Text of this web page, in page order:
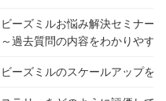
ビーズミルお悩み解決セミナー！
～過去質問の内容をわかりやす
ビーズミルのスケールアップを